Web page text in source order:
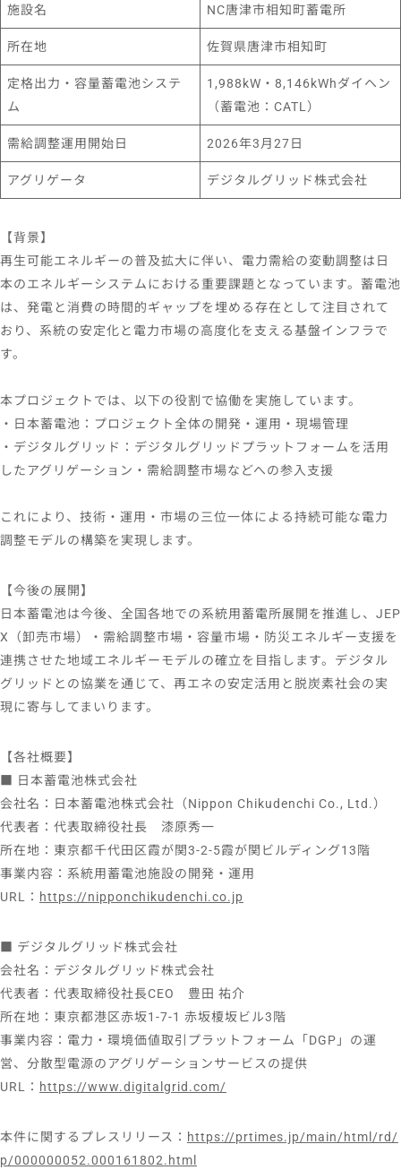
施設名 NC唐津市相知町蓄電所
所在地 佐賀県唐津市相知町
定格出力・容量蓄電池システ
ム
1,988kW・8,146kWhダイヘン
（蓄電池：CATL）
需給調整運用開始日 2026年3月27日
アグリゲータ デジタルグリッド株式会社
【背景】
再生可能エネルギーの普及拡大に伴い、電力需給の変動調整は日
本のエネルギーシステムにおける重要課題となっています。蓄電池
は、発電と消費の時間的ギャップを埋める存在として注目されて
おり、系統の安定化と電力市場の高度化を支える基盤インフラで
す。
本プロジェクトでは、以下の役割で協働を実施しています。
・日本蓄電池：プロジェクト全体の開発・運用・現場管理
・デジタルグリッド：デジタルグリッドプラットフォームを活用
したアグリゲーション・需給調整市場などへの参入支援
これにより、技術・運用・市場の三位一体による持続可能な電力
調整モデルの構築を実現します。
【今後の展開】
日本蓄電池は今後、全国各地での系統用蓄電所展開を推進し、JEP
X（卸売市場）・需給調整市場・容量市場・防災エネルギー支援を
連携させた地域エネルギーモデルの確立を目指します。デジタル
グリッドとの協業を通じて、再エネの安定活用と脱炭素社会の実
現に寄与してまいります。
【各社概要】
■ 日本蓄電池株式会社
会社名：日本蓄電池株式会社（Nippon Chikudenchi Co., Ltd.）
代表者：代表取締役社長 漆原秀一
所在地：東京都千代田区霞が関3-2-5霞が関ビルディング13階
事業内容：系統用蓄電池施設の開発・運用
URL： https://nipponchikudenchi.co.jp
■ デジタルグリッド株式会社
会社名：デジタルグリッド株式会社
代表者：代表取締役社長CEO 豊田 祐介
所在地：東京都港区赤坂1-7-1 赤坂榎坂ビル3階
事業内容：電力・環境価値取引プラットフォーム「DGP」の運
営、分散型電源のアグリゲーションサービスの提供
URL： https://www.digitalgrid.com/
本件に関するプレスリリース： https://prtimes.jp/main/html/rd/
p/000000052.000161802.html